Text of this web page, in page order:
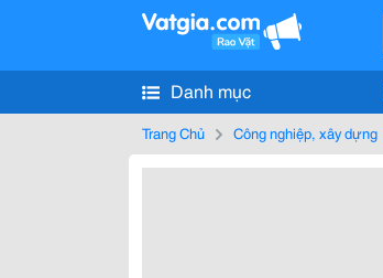
Danh mục
Trang Chủ Công nghiệp, xây dựng